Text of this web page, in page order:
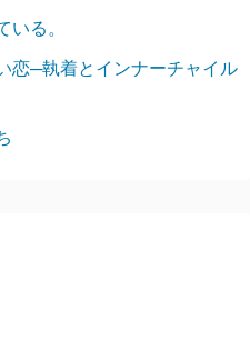
いる。
恋─執着とインナーチャイル